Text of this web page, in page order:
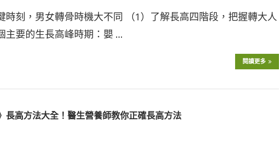
時刻，男女轉骨時機大不同 （1）了解長高四階段，把握轉大人
要的生長高峰時期：嬰 …
閱讀更多
長高方法大全！醫生營養師教你正確長高方法